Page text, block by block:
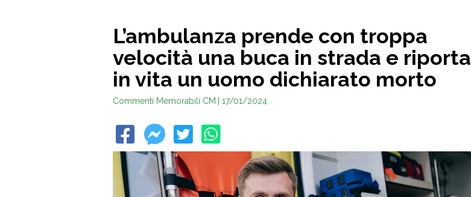
L’ambulanza prende con troppa
velocità una buca in strada e riporta
in vita un uomo dichiarato morto
Commenti Memorabili CM | 17/01/2024